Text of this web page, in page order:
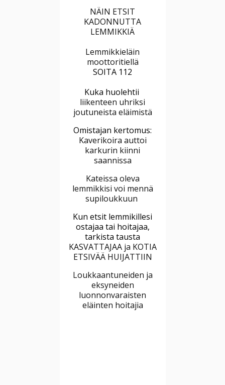
NÄIN ETSIT
KADONNUTTA
LEMMIKKIÄ
Lemmikkieläin
moottoritiellä
SOITA 112
Kuka huolehtii
liikenteen uhriksi
joutuneista eläimistä
Omistajan kertomus:
Kaverikoira auttoi
karkurin kiinni
saannissa
Kateissa oleva
lemmikkisi voi mennä
supiloukkuun
Kun etsit lemmikillesi
ostajaa tai hoitajaa,
tarkista tausta
KASVATTAJAA ja KOTIA
ETSIVÄÄ HUIJATTIIN
Loukkaantuneiden ja
eksyneiden
luonnonvaraisten
eläinten hoitajia